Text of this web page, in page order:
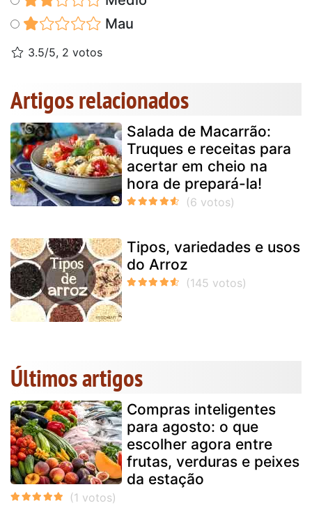
Mau
3.5/5, 2 votos
Artigos relacionados
Salada de Macarrão:
Truques e receitas para
acertar em cheio na
hora de prepará-la!
Tipos, variedades e usos
do Arroz
Últimos artigos
Compras inteligentes
para agosto: o que
escolher agora entre
frutas, verduras e peixes
da estação